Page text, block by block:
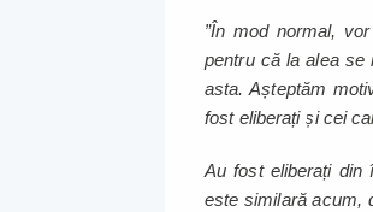
”În mod normal,
pentru că la alea se
asta. Așteptăm
fost eliberați și cei
Au fost eliberați din
este similară acum,